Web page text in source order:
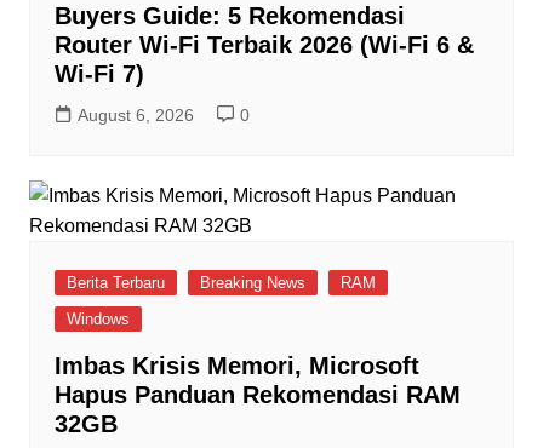
Buyers Guide: 5 Rekomendasi
Router Wi-Fi Terbaik 2026 (Wi-Fi 6 &
Wi-Fi 7)
August 6, 2026 0
Berita Terbaru Breaking News
RAM
Windows
Imbas Krisis Memori, Microsoft
Hapus Panduan Rekomendasi RAM
32GB